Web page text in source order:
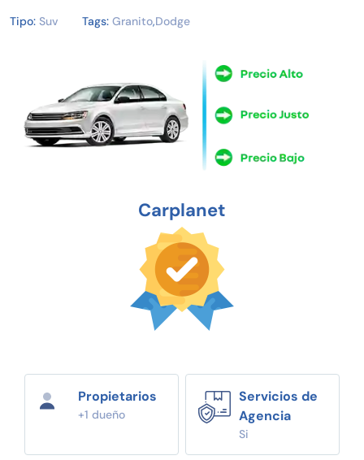
Tipo: Suv Tags: Granito,Dodge
Carplanet
Propietarios
+1 dueño
Servicios de
Agencia
Si